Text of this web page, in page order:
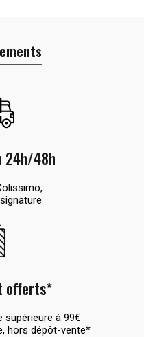
24h/48h
offerts*
supérieure à 99€
hors dépôt-vente*